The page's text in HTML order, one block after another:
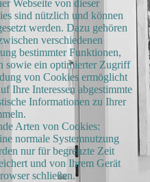
Webseite von dieser
sind nützlich und können
werden. Dazu gehören
verschiedenen
bestimmter Funktionen,
sowie ein optimierter Zugriff
von Cookies ermöglicht
Ihre Interessen abgestimmte
Informationen zu Ihrer
Arten von Cookies:
normale Systemnutzung
nur für begrenzte Zeit
und von Ihrem Gerät
schließen.